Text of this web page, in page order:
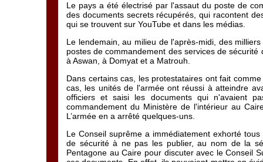
Le pays a été électrisé par l'assaut du poste de
des documents secrets récupérés, qui racontent
qui se trouvent sur YouTube et dans les médias.
Le lendemain, au milieu de l'après-midi, des
postes de commandement des services de
à Aswan, à Domyat et a Matrouh.
Dans certains cas, les protestataires ont fait
cas, les unités de l'armée ont réussi à atteindre
officiers et saisi les documents qui n'avaient
commandement du Ministère de l'intérieur au
L’armée en a arrêté quelques-uns.
Le Conseil suprême a immédiatement exhorté
de sécurité à ne pas les publier, au nom de la
Pentagone au Caire pour discuter avec le Conseil